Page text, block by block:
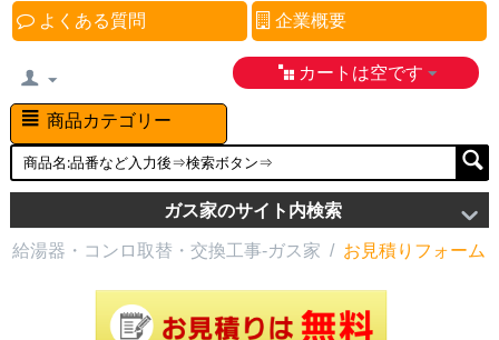
よくある質問 企業概要
カートは空です
商品カテゴリー
ガス家のサイト内検索
給湯器・コンロ取替・交換工事-ガス家 / お見積りフォーム